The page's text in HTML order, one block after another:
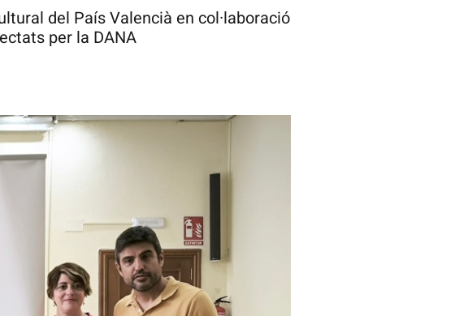
del País Valencià en col·laboració
per la DANA